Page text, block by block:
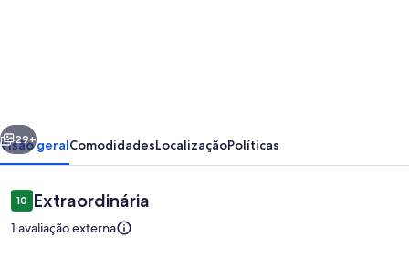
Piscina
e
Self-
Checkin
Próximo
29+
Visão geralComodidadesLocalizaçãoPolíticas
Avaliações
1010 de 10
Extraordinária
1 avaliação externa